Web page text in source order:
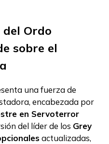
Ordo
sobre el
una fuerza de
encabezada por
en Servoterror
del líder de los Grey
actualizadas,